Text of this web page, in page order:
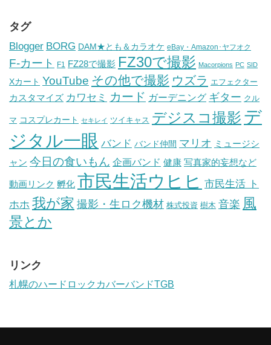
タグ
Blogger BORG DAM★とも＆カラオケ eBay・Amazon･ヤフオク
F-カート F1 FZ28で撮影 FZ30で撮影 Macorpions PC SID
Xカート YouTube その他で撮影 ウズラ エフェクター
カスタマイズ カワセミ カード ガーデニング ギター クル
マ コスプレカート セキレイ ツイキャス デジスコ撮影 デ
ジタル一眼 バンド バンド仲間 マリオ ミュージシ
ャン 今日の食いもん 企画バンド 健康 写真家的妄想など
動画リンク 孵化 市民生活ウヒヒ 市民生活 ト
ホホ 我が家 撮影・生ロク機材 株式投資 樹木 音楽 風
景とか
リンク
札幌のハードロックカバーバンドTGB